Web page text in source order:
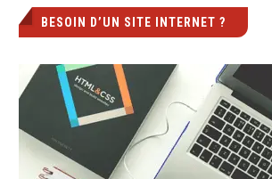
BESOIN D’UN SITE INTERNET ?